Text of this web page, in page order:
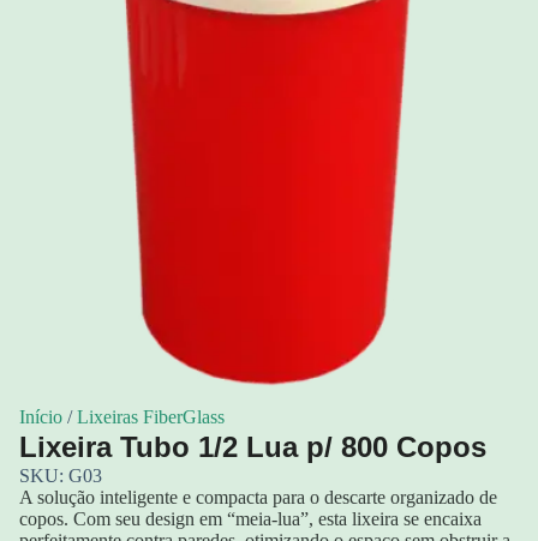
Início /Lixeiras FiberGlass
Lixeira Tubo 1/2 Lua p/ 800 Copos
SKU: G03
A solução inteligente e compacta para o descarte organizado de
copos. Com seu design em “meia-lua”, esta lixeira se encaixa